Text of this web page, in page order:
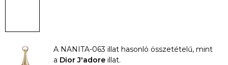
A NANITA-063 illat hasonló összetételű, mint
a Dior J'adore illat.